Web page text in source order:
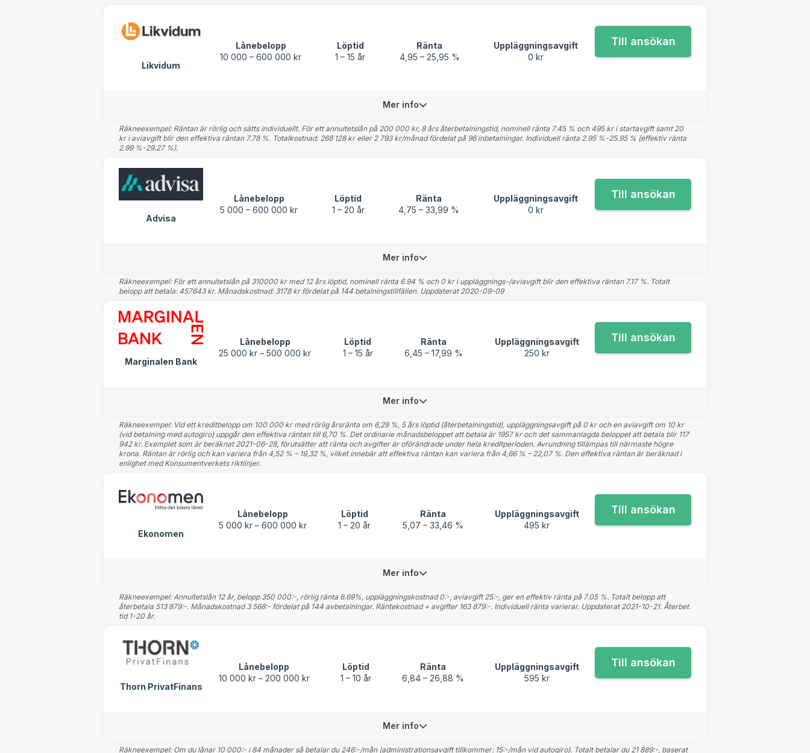
Likvidum
Lånebelopp
10 000 – 600 000 kr
Löptid
1 – 15 år
Ränta
4,95 – 25,95 %
Uppläggningsavgift
0 kr
Mer info
Räkneexempel: Räntan är rörlig och sätts individuellt. För ett annuitetslån på 200 000 kr, 8 års återbetalningstid, nominell ränta 7.45 % och 495 kr i startavgift samt 20
kr i aviavgift blir den effektiva räntan 7.78 %. Totalkostnad: 268 128 kr eller 2 793 kr/månad fördelat på 96 inbetalningar. Individuell ränta 2.95 %-25.95 % (effektiv ränta
2.99 %-29.27 %).
Advisa
Lånebelopp
5 000 – 600 000 kr
Löptid
1 – 20 år
Ränta
4,75 – 33,99 %
Uppläggningsavgift
0 kr
Mer info
Räkneexempel: För ett annuitetslån på 310000 kr med 12 års löptid, nominell ränta 6.94 % och 0 kr i uppläggnings-/aviavgift blir den effektiva räntan 7.17 %. Totalt
belopp att betala: 457643 kr. Månadskostnad: 3178 kr fördelat på 144 betalningstillfällen. Uppdaterat 2020-09-09
Marginalen Bank
Lånebelopp
25 000 kr – 500 000 kr
Löptid
1 – 15 år
Ränta
6,45 – 17,99 %
Uppläggningsavgift
250 kr
Mer info
Räkneexempel: Vid ett kreditbelopp om 100 000 kr med rörlig årsränta om 6,29 %, 5 års löptid (återbetalningstid), uppläggningsavgift på 0 kr och en aviavgift om 10 kr
(vid betalning med autogiro) uppgår den effektiva räntan till 6,70 %. Det ordinarie månadsbeloppet att betala är 1957 kr och det sammanlagda beloppet att betala blir 117
942 kr. Exemplet som är beräknat 2021-06-28, förutsätter att ränta och avgifter är oförändrade under hela kreditperioden. Avrundning tillämpas till närmaste högre
krona. Räntan är rörlig och kan variera från 4,52 % – 19,32 %, vilket innebär att effektiva räntan kan variera från 4,66 % – 22,07 %. Den effektiva räntan är beräknad i
enlighet med Konsumentverkets riktlinjer.
Ekonomen
Lånebelopp
5 000 kr – 600 000 kr
Löptid
1 – 20 år
Ränta
5,07 – 33,46 %
Uppläggningsavgift
495 kr
Mer info
Räkneexempel: Annuitetslån 12 år, belopp 350 000:-, rörlig ränta 6.69%, uppläggningskostnad 0:-, aviavgift 25:-, ger en effektiv ränta på 7.05 %. Totalt belopp att
återbetala 513 879:-. Månadskostnad 3 568:- fördelat på 144 avbetalningar. Räntekostnad + avgifter 163 879:-. Individuell ränta varierar. Uppdaterat 2021-10-21. Återbet.
tid 1-20 år.
Thorn PrivatFinans
Lånebelopp
10 000 kr – 200 000 kr
Löptid
1 – 10 år
Ränta
6,84 – 26,88 %
Uppläggningsavgift
595 kr
Mer info
Räkneexempel: Om du lånar 10 000:- i 84 månader så betalar du 246:-/mån (administrationsavgift tillkommer: 15:-/mån vid autogiro). Totalt betalar du 21 889:-, baserat